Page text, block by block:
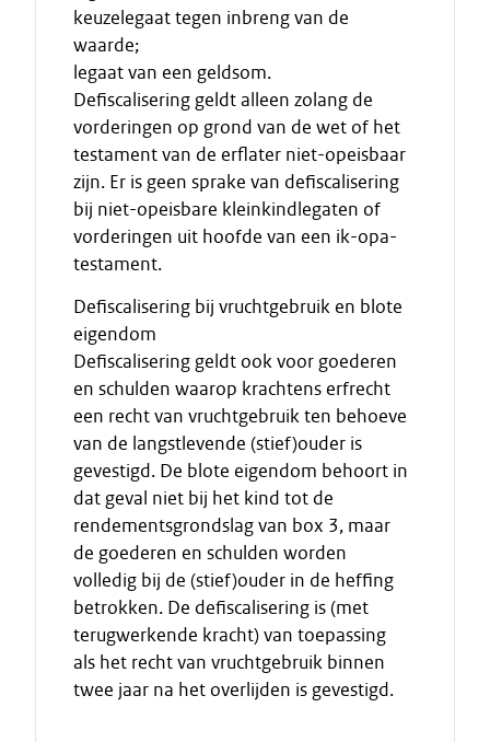
keuzelegaat tegen inbreng van de
waarde;
legaat van een geldsom.
Defiscalisering geldt alleen zolang de
vorderingen op grond van de wet of het
testament van de erflater niet-opeisbaar
zijn. Er is geen sprake van defiscalisering
bij niet-opeisbare kleinkindlegaten of
vorderingen uit hoofde van een ik-opa-
testament.
Defiscalisering bij vruchtgebruik en blote
eigendom
Defiscalisering geldt ook voor goederen
en schulden waarop krachtens erfrecht
een recht van vruchtgebruik ten behoeve
van de langstlevende (stief)ouder is
gevestigd. De blote eigendom behoort in
dat geval niet bij het kind tot de
rendementsgrondslag van box 3, maar
de goederen en schulden worden
volledig bij de (stief)ouder in de heffing
betrokken. De defiscalisering is (met
terugwerkende kracht) van toepassing
als het recht van vruchtgebruik binnen
twee jaar na het overlijden is gevestigd.